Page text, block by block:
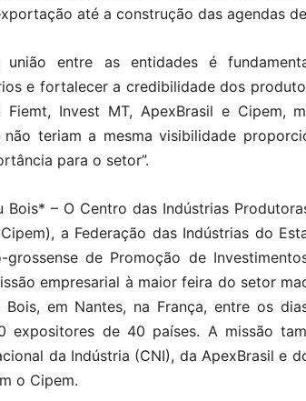
até a construção das agendas
união entre as entidades é
e fortalecer a credibilidade dos
Invest MT, ApexBrasil e Cipem,
teriam a mesma visibilidade
para o setor”.
Bois* – O Centro das Indústrias
a Federação das Indústrias do
de Promoção de
empresarial à maior feira do setor
Bois, em Nantes, na França, entre os
expositores de 40 países. A missão
da Indústria (CNI), da ApexBrasil e
o Cipem.